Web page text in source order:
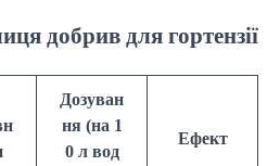
добрив для гортензії
Дозуван
ня (на 1
0 л вод
Ефект